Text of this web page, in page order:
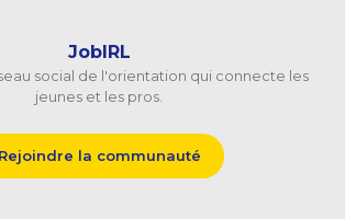
JobIRL
social de l'orientation qui connecte les
jeunes et les pros.
Rejoindre la communauté